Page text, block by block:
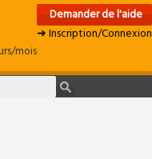
mois
Demander de l'aide
➜ Inscription/Connexion